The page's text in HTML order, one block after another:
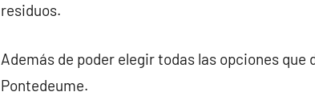
residuos.
Además de poder elegir todas las opciones que
Pontedeume.